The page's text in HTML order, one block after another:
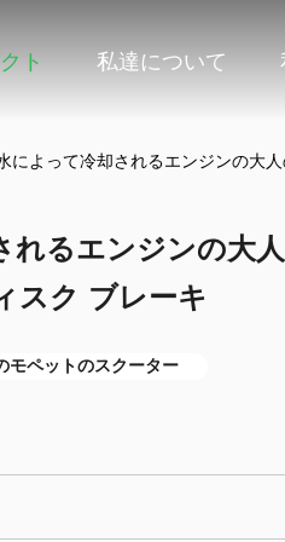
ト 私達について
によって冷却されるエンジンの大
れるエンジンの大
スク ブレーキ
モペットのスクーター